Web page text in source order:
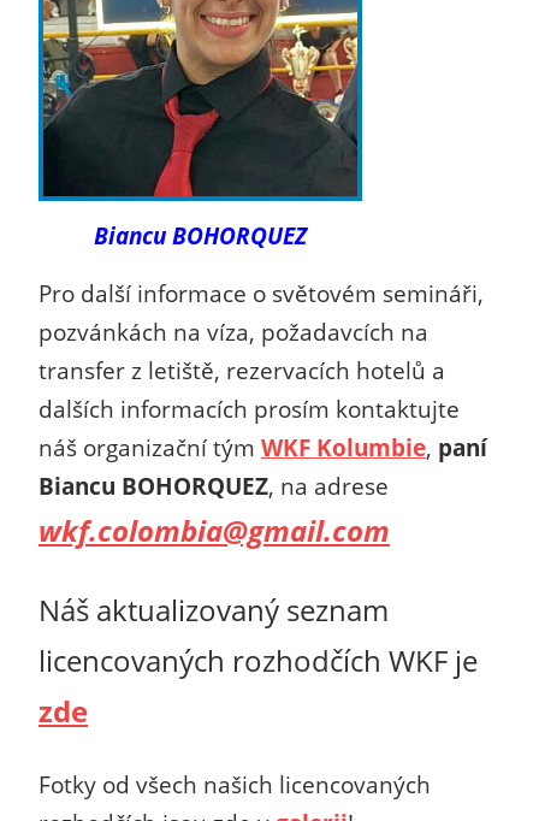
Biancu BOHORQUEZ
Pro další informace o světovém semináři,
pozvánkách na víza, požadavcích na
transfer z letiště, rezervacích hotelů a
dalších informacích prosím kontaktujte
náš organizační tým WKF Kolumbie, paní
Biancu BOHORQUEZ, na adrese
wkf.colombia@gmail.com
Náš aktualizovaný seznam
licencovaných rozhodčích WKF je
zde
Fotky od všech našich licencovaných